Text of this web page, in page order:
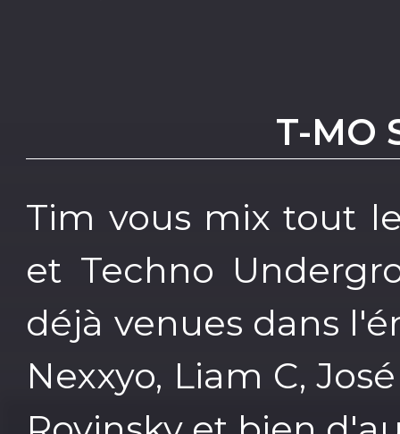
T-MO
Tim vous mix tout
et Techno
déjà venues dans
Nexxyo, Liam C,